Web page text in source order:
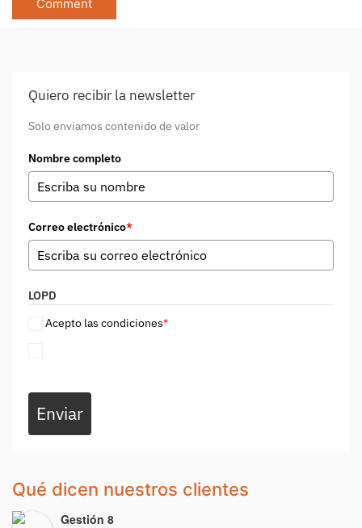
Quiero recibir la newsletter
Solo enviamos contenido de valor
Nombre completo
Correo electrónico*
LOPD
Acepto las condiciones*
Enviar
Qué dicen nuestros clientes
Gestión 8